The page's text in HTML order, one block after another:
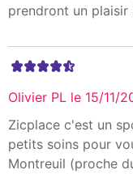
prendront un plaisir
Olivier PL le 15/11/
Zicplace c'est un
petits soins pour
Montreuil (proche